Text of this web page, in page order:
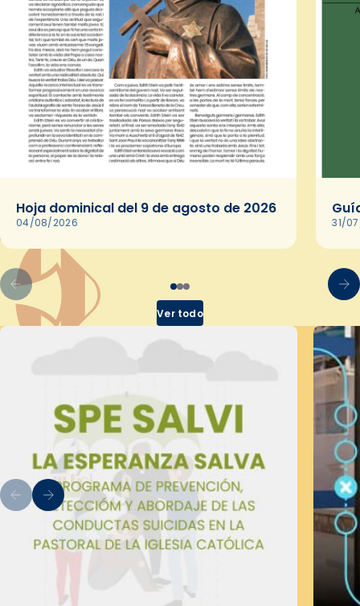
Hoja dominical del 9 de agosto de 2026
04/08/2026 31/
Ver todo